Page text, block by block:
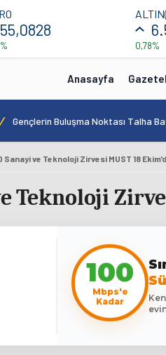
55,0828
0,78%
Anasayfa
/ Gençlerin Buluşma Noktası Talha
Sanayi ve Teknoloji Zirvesi MUST 18
Teknoloji
100
Mbps'e
Kadar